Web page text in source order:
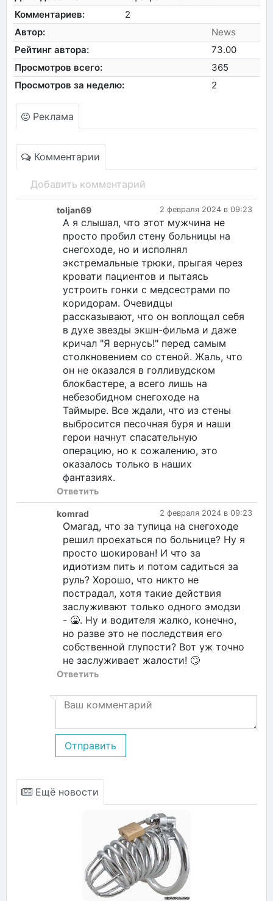
Комментариев:
2
Автор:
News
Рейтинг автора:
73.00
Просмотров всего:
365
Просмотров за неделю:
2
Реклама
Комментарии
Добавить комментарий
2 февраля 2024 в 09:23
toljan69
А я слышал, что этот мужчина не
просто пробил стену больницы на
снегоходе, но и исполнял
экстремальные трюки, прыгая через
кровати пациентов и пытаясь
устроить гонки с медсестрами по
коридорам. Очевидцы
рассказывают, что он воплощал себя
в духе звезды экшн-фильма и даже
кричал "Я вернусь!" перед самым
столкновением со стеной. Жаль, что
он не оказался в голливудском
блокбастере, а всего лишь на
небезобидном снегоходе на
Таймыре. Все ждали, что из стены
выбросится песочная буря и наши
герои начнут спасательную
операцию, но к сожалению, это
оказалось только в наших
фантазиях.
Ответить
2 февраля 2024 в 09:23
komrad
Омагад, что за тупица на снегоходе
решил проехаться по больнице? Ну я
просто шокирован! И что за
идиотизм пить и потом садиться за
руль? Хорошо, что никто не
пострадал, хотя такие действия
заслуживают только одного эмодзи
- 🤮. Ну и водителя жалко, конечно,
но разве это не последствия его
собственной глупости? Вот уж точно
не заслуживает жалости! 🙄
Ответить
Отправить
Ещё новости